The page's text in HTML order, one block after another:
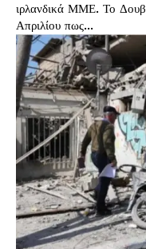
ιρλανδικά ΜΜΕ. Το Δουβλίνο είχε αναγγείλει στις αρχές
Απριλίου πως...